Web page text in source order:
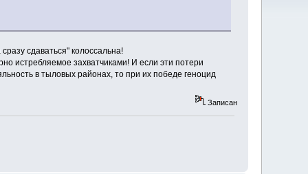
сдаваться" колоссальна!
истребляемое захватчиками! И если эти потери
в тыловых районах, то при их победе геноцид
Записан